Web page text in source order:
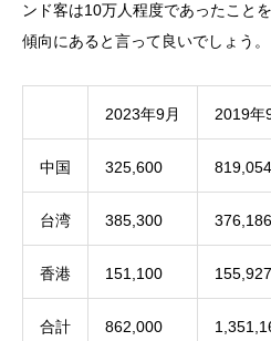
ンド客は10万人程度であったこと
傾向にあると言って良いでしょう。
2023年9月 2019年
中国 325,600 819,054
台湾 385,300 376,186
香港 151,100 155,927
合計 862,000